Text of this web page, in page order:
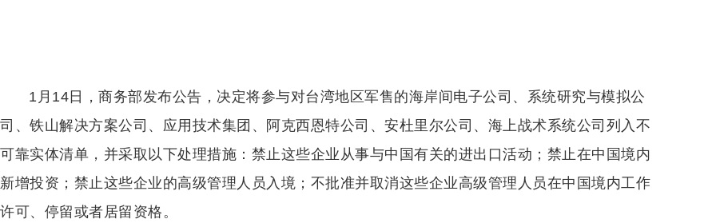
1月14日，商务部发布公告，决定将参与对台湾地区军售的海岸间电子公司、系统研究与模拟公
司、铁山解决方案公司、应用技术集团、阿克西恩特公司、安杜里尔公司、海上战术系统公司列入不
可靠实体清单，并采取以下处理措施：禁止这些企业从事与中国有关的进出口活动；禁止在中国境内
新增投资；禁止这些企业的高级管理人员入境；不批准并取消这些企业高级管理人员在中国境内工作
许可、停留或者居留资格。